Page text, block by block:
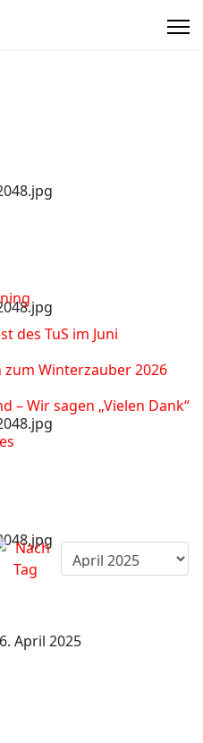
des TuS im Juni
Winterzauber 2026
– Wir sagen „Vielen Dank“
April 2025